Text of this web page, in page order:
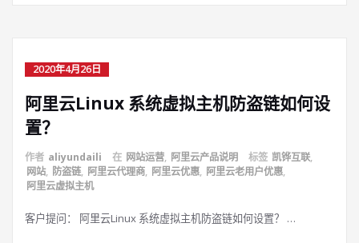
2020年4月26日
阿里云Linux 系统虚拟主机防盗链如何设
置？
作者 aliyundaili 在 网站运营, 阿里云产品说明 标签 凯铧互联,
网站, 防盗链, 阿里云代理商, 阿里云优惠, 阿里云老用户优惠,
阿里云虚拟主机
客户提问： 阿里云Linux 系统虚拟主机防盗链如何设置？ …